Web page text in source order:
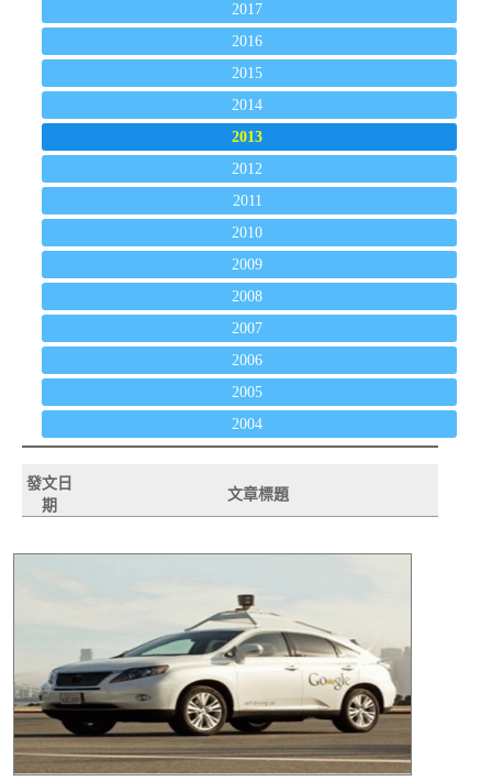
2017
2016
2015
2014
2013
2012
2011
2010
2009
2008
2007
2006
2005
2004
發文日
期
文章標題